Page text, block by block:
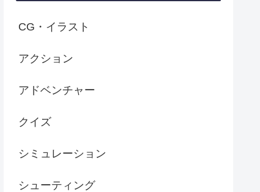
CG・イラスト
アクション
アドベンチャー
クイズ
シミュレーション
シューティング